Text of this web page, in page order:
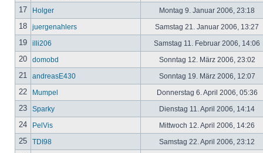
17 Holger Montag 9. Januar 2006, 23:18
18 juergenahlers Samstag 21. Januar 2006, 13:27
19 illi206 Samstag 11. Februar 2006, 14:06
20 domobd Sonntag 12. März 2006, 23:02
21 andreasE430 Sonntag 19. März 2006, 12:07
22 Mumpel Donnerstag 6. April 2006, 05:36
23 Sparky Dienstag 11. April 2006, 14:14
24 PelVis Mittwoch 12. April 2006, 14:26
25 TDI98 Samstag 22. April 2006, 23:12